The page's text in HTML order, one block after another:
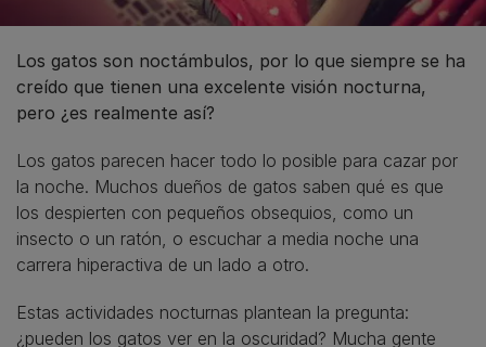
Los gatos son noctámbulos, por lo que siempre se ha
creído que tienen una excelente visión nocturna,
pero ¿es realmente así?
Los gatos parecen hacer todo lo posible para cazar por
la noche. Muchos dueños de gatos saben qué es que
los despierten con pequeños obsequios, como un
insecto o un ratón, o escuchar a media noche una
carrera hiperactiva de un lado a otro.
Estas actividades nocturnas plantean la pregunta:
¿pueden los gatos ver en la oscuridad? Mucha gente